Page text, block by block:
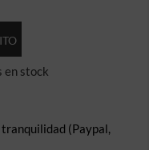
en stock
(Paypal,